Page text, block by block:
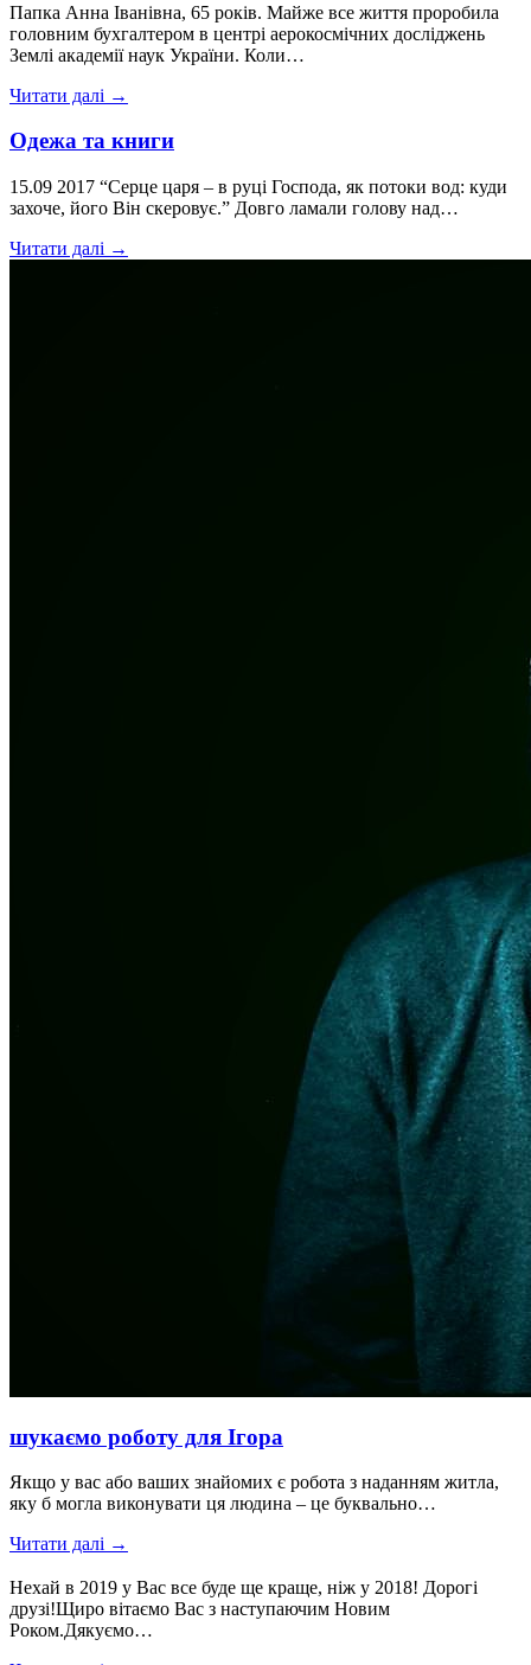
Папка Анна Іванівна, 65 років. Майже все життя проробила
головним бухгалтером в центрі аерокосмічних досліджень
Землі академії наук України. Коли…
Читати далі →
Одежа та книги
15.09 2017 “Серце царя – в руці Господа, як потоки вод: куди
захоче, його Він скеровує.” Довго ламали голову над…
Читати далі →
шукаємо роботу для Ігора
Якщо у вас або ваших знайомих є робота з наданням житла,
яку б могла виконувати ця людина – це буквально…
Читати далі →
Нехай в 2019 у Вас все буде ще краще, ніж у 2018! Дорогі
друзі!Щиро вітаємо Вас з наступаючим Новим
Роком.Дякуємо…